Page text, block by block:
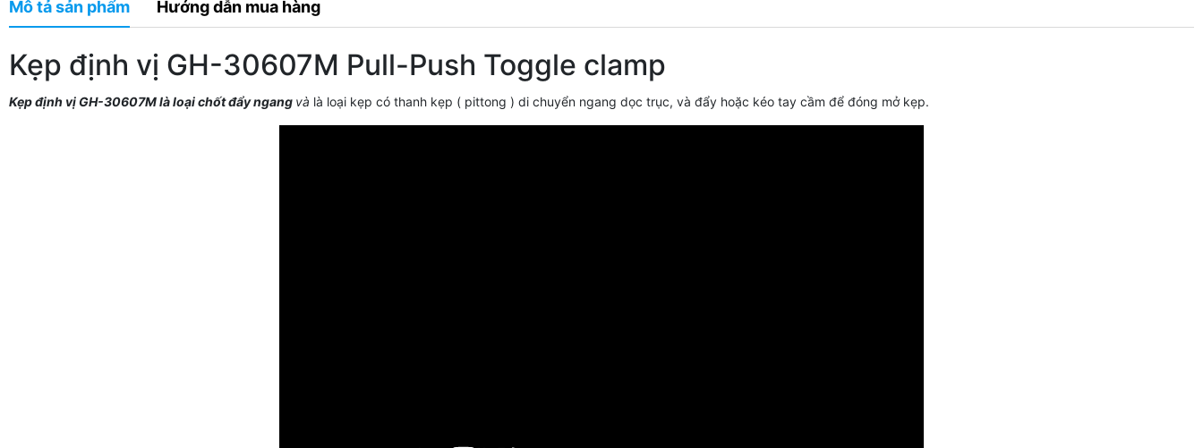
Mô tả sản phẩm Hướng dẫn mua hàng
Kẹp định vị GH-30607M Pull-Push Toggle clamp
Kẹp định vị GH-30607M là loại chốt đẩy ngang và là loại kẹp có thanh kẹp ( pittong ) di chuyển ngang dọc trục, và đẩy hoặc kéo tay cầm để đóng mở kẹp.